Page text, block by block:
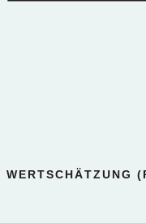
WERTSCHÄTZUNG